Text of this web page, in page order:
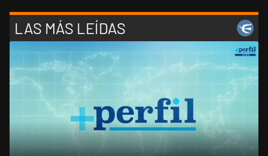
LAS MÁS LEÍDAS